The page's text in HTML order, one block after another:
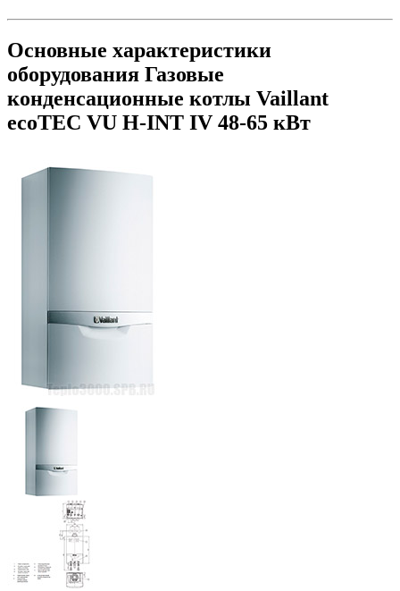
Основные характеристики
оборудования Газовые
конденсационные котлы Vaillant
ecoTEC VU H-INT IV 48-65 кВт